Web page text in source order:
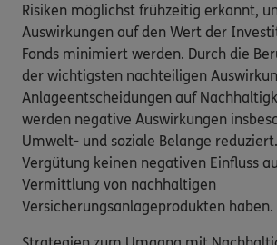
Risiken möglichst frühzeitig erkannt,
Auswirkungen auf den Wert der
Fonds minimiert werden. Durch die
der wichtigsten nachteiligen
Anlageentscheidungen auf
werden negative Auswirkungen
Umwelt- und soziale Belange
Vergütung keinen negativen Einfluss
Vermittlung von nachhaltigen
Versicherungsanlageprodukten haben.